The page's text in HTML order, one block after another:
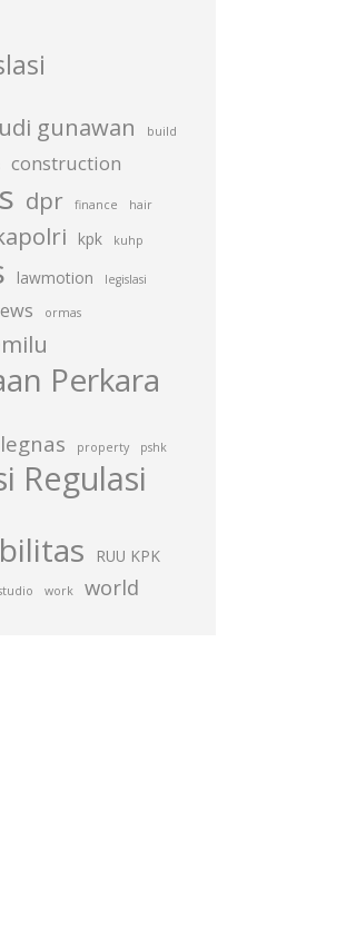
gunawan build
construction
dpr finance hair
kpk kuhp
lawmotion legislasi
ormas
Perkara
property pshk
Regulasi
RUU KPK
work world